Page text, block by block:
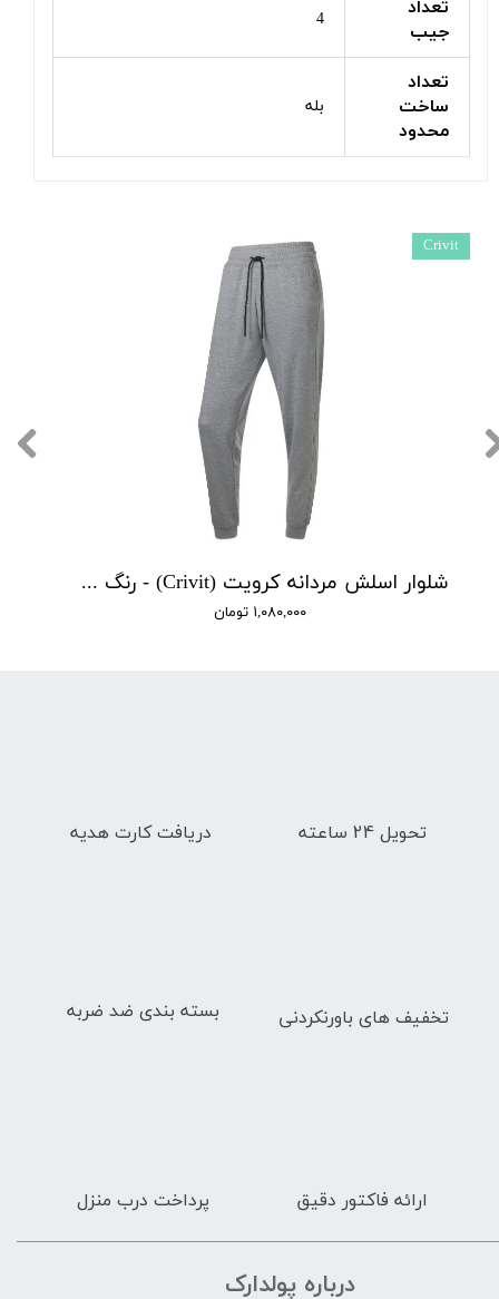
تعداد
جیب
4
تعداد
ساخت
محدود
بله
شلوار اسلش مردانه کرویت (Crivit) - رنگ طوسی
۱,۰۸۰,۰۰۰ تومان
Crivit
تحویل 24 ساعته دریافت کارت هدیه
تخفیف های باورنکردنی بسته بندی ضد ضربه
ارائه فاکتور دقیق پرداخت درب منزل
درباره پولدارک